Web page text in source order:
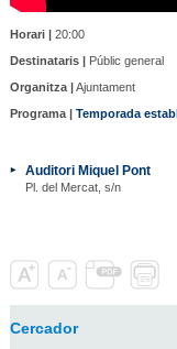
Horari |20:00
Destinataris |Públic general
Organitza |Ajuntament
Programa | Temporada
Auditori Miquel Pont
Pl. del Mercat, s/n
Cercador